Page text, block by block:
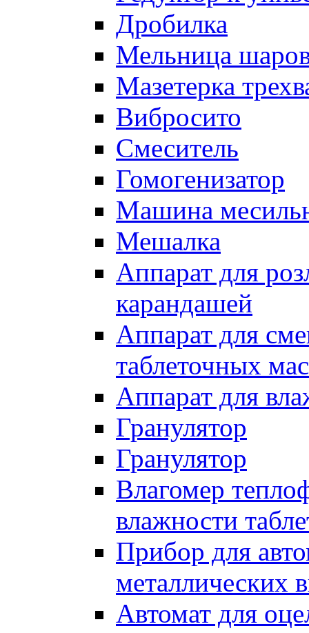
Дробилка
Мельница
Мазетерка
Вибросито
Смеситель
Гомогенизатор
Машина
Мешалка
Аппарат для
карандашей
Аппарат для
таблеточных
Аппарат для
Гранулятор
Гранулятор
Влагомер
влажности
Прибор для
металлических
Автомат для